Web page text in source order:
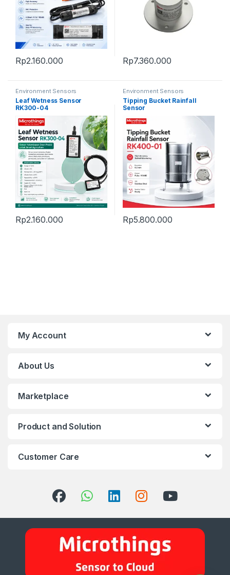
Rp2.160.000 Rp7.360.000
Environment Sensors
Leaf Wetness Sensor
RK300-04
Rp2.160.000
Environment Sensors
Tipping Bucket Rainfall
Sensor
Rp5.800.000
My Account
About Us
Marketplace
Product and Solution
Customer Care